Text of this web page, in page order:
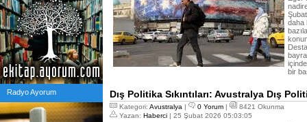
Radyo Ayorum
daha
bir
Dış Politika Sıkıntıları: Avustralya Dış
Kategori: Avustralya | 0 Yorum |
8421 Okunma
Yazan: Haberci | 25 Şubat 2026 05:03:05